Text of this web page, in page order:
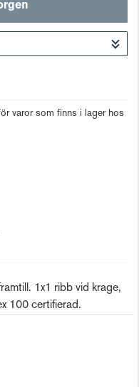
varor som finns i lager hos
1x1 ribb vid krage,
100 certifierad.